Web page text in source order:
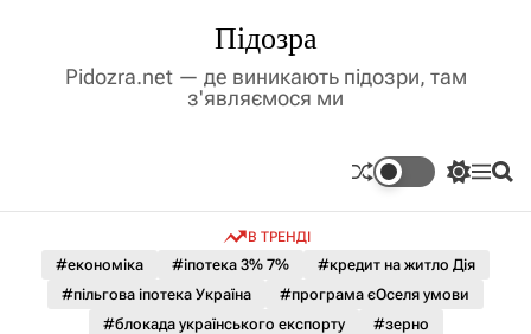
Підозра
Pidozra.net — де виникають підозри, там
з'являємося ми
П
м
к
а
М П
В ТРЕНДІ
#економіка #іпотека 3% 7%
#кредит на житло Дія
#пільгова іпотека Україна
#програма єОселя умови
#блокада українського експорту
#зерно